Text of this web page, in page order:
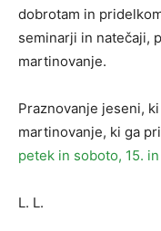
dobrotam in
seminarji in natečaji,
martinovanje.
Praznovanje jeseni,
martinovanje, ki ga
petek in soboto, 15.
L. L.